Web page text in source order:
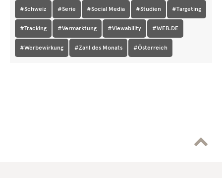
#Schweiz #Serie #Social Media #Studien #Targeting
#Tracking #Vermarktung #Viewability #WEB.DE
#Werbewirkung #Zahl des Monats #Österreich
